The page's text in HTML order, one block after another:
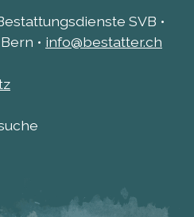
SVB •
• info@bestatter.ch